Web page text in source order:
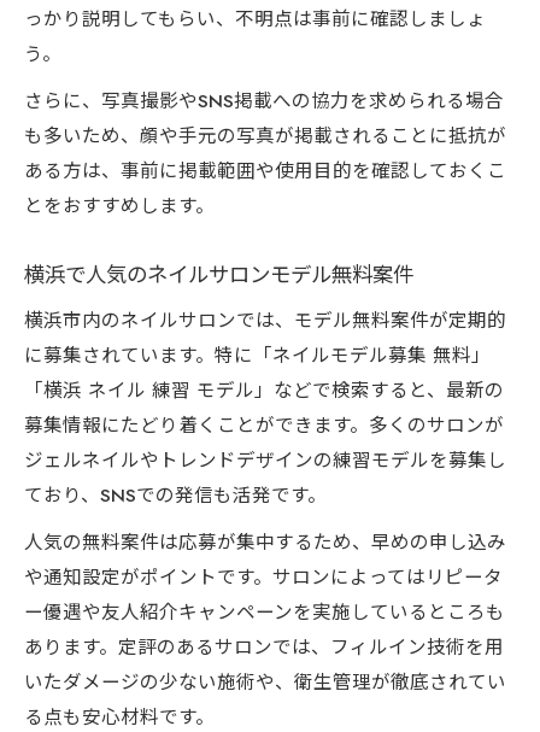
っかり説明してもらい、不明点は事前に確認しましょ
う。
さらに、写真撮影やSNS掲載への協力を求められる場合
も多いため、顔や手元の写真が掲載されることに抵抗が
ある方は、事前に掲載範囲や使用目的を確認しておくこ
とをおすすめします。
横浜で人気のネイルサロンモデル無料案件
横浜市内のネイルサロンでは、モデル無料案件が定期的
に募集されています。特に「ネイルモデル募集 無料」
「横浜 ネイル 練習 モデル」などで検索すると、最新の
募集情報にたどり着くことができます。多くのサロンが
ジェルネイルやトレンドデザインの練習モデルを募集し
ており、SNSでの発信も活発です。
人気の無料案件は応募が集中するため、早めの申し込み
や通知設定がポイントです。サロンによってはリピータ
ー優遇や友人紹介キャンペーンを実施しているところも
あります。定評のあるサロンでは、フィルイン技術を用
いたダメージの少ない施術や、衛生管理が徹底されてい
る点も安心材料です。